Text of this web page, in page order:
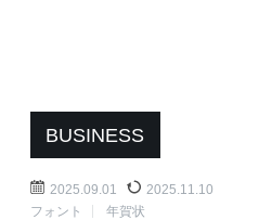
BUSINESS
2025.09.01
2025.11.10
フォント
年賀状